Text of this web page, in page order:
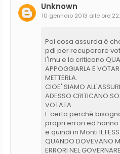
Unknown
10 gennaio 2013 alle ore
Poi cosa assurda è
pdl per recuperare
l'Imu e la criticano
APPOGGIARLA E
METTERLA.
CIOE' SIAMO
ADESSO CRITICANO
VOTATA.
E certo perchè
propri errori ed
e quindi in Monti IL
QUANDO DOVEVANO
ERRORI NEL